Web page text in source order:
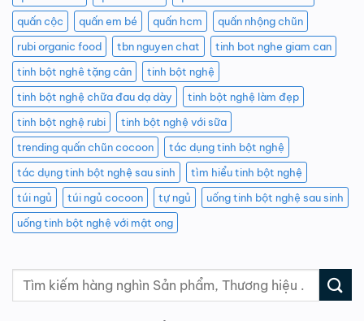
quấn cộc
quấn em bé quấn hcm
quấn nhộng chũn
rubi organic food
tbn nguyen chat
tinh bot nghe giam can
tinh bột nghê tặng cân
tinh bột nghệ
tinh bột nghệ chữa đau dạ dày
tinh bột nghệ làm đẹp
tinh bột nghệ rubi
tinh bột nghệ với sữa
trending quấn chũn cocoon
tác dụng tinh bột nghệ
tác dụng tinh bột nghệ sau sinh
tìm hiểu tinh bột nghệ
túi ngủ
túi ngủ cocoon tự ngủ
uống tinh bột nghệ sau sinh
uống tinh bột nghệ với mật ong